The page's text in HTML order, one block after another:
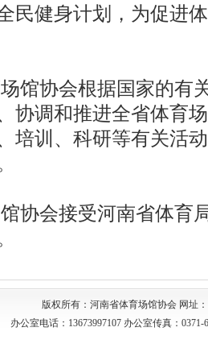
民健身计划，为促进
协会根据国家的有
协调和推进全省体育
培训、科研等有关活
会接受河南省体育
版权所有：河南省体育场馆协会 网址：
办公室电话：13673997107 办公室传真：